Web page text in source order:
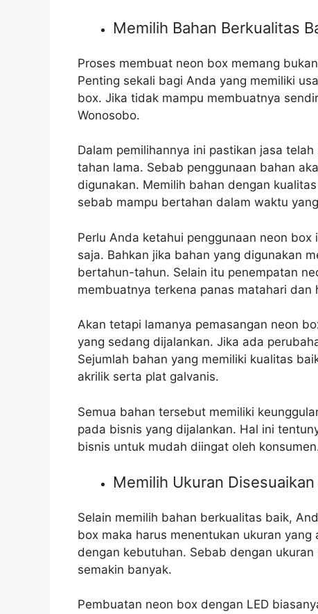
Memilih Bahan Berkualitas
Proses membuat neon box memang
Penting sekali bagi Anda yang memiliki
box. Jika tidak mampu membuatnya
Wonosobo.
Dalam pemilihannya ini pastikan jasa
tahan lama. Sebab penggunaan bahan
digunakan. Memilih bahan dengan
sebab mampu bertahan dalam waktu
Perlu Anda ketahui penggunaan neon
saja. Bahkan jika bahan yang digunakan
bertahun-tahun. Selain itu penempatan
membuatnya terkena panas matahari dan
Akan tetapi lamanya pemasangan neon
yang sedang dijalankan. Jika ada
Sejumlah bahan yang memiliki kualitas
akrilik serta plat galvanis.
Semua bahan tersebut memiliki
pada bisnis yang dijalankan. Hal ini
bisnis untuk mudah diingat oleh
Memilih Ukuran
Selain memilih bahan berkualitas baik,
box maka harus menentukan ukuran
dengan kebutuhan. Sebab dengan
semakin banyak.
Pembuatan neon box dengan LED